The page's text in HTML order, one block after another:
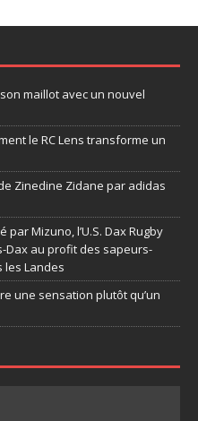
maillot avec un nouvel
le RC Lens transforme un
Zinedine Zidane par adidas
Mizuno, l’U.S. Dax Rugby
Dax au profit des sapeurs-
les Landes
une sensation plutôt qu’un